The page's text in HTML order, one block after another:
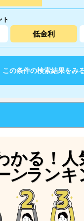
ト
低金利
この条件の検索結果をみ
かる！人
ンランキ